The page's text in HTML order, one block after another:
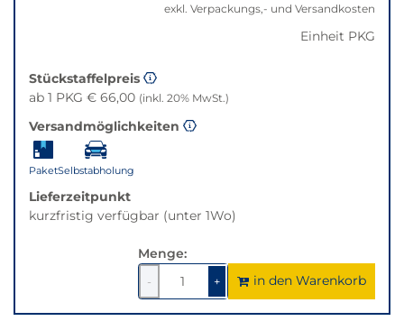
Variante.
exkl. Verpackungs,- und Versandkosten
Einheit PKG
Stückstaffelpreis
ab 1 PKG € 66,00 (inkl. 20% MwSt.)
Versandmöglichkeiten
PaketSelbstabholung
Lieferzeitpunkt
kurzfristig verfügbar (unter 1Wo)
Menge:
-
1
verringern
+1um
1
erhöhen
in den Warenkorb